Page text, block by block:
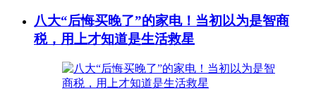
八大“后悔买晚了”的家电！当初以为是智商
税，用上才知道是生活救星